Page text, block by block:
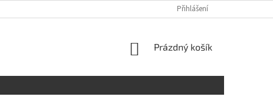
Přihlášení
NÁKUPNÍ
Prázdný košík